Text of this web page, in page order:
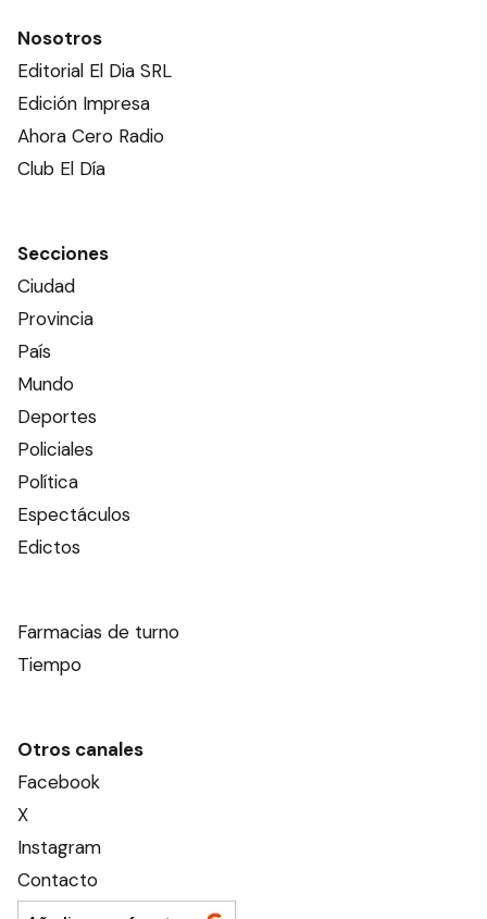
Nosotros
Editorial El Dia SRL
Edición Impresa
Ahora Cero Radio
Club El Día
Secciones
Ciudad
Provincia
País
Mundo
Deportes
Policiales
Política
Espectáculos
Edictos
Farmacias de turno
Tiempo
Otros canales
Facebook
X
Instagram
Contacto